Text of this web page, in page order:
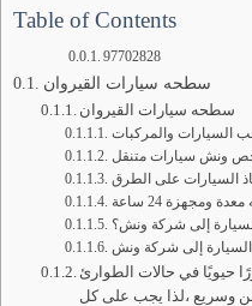
Table of Contents
97702828
سطحه سيارات القيروان
سطحه سيارات القيروان
السيارات والمركبات
ونش سيارات متنقل
السيارات على الطرق
ومجهزة 24 ساعة
إلى شركة ونش؟
السيارة إلى شركة ونش
حيويًا في حالات الطوارئ
وسريع ،لذا يجب على كل